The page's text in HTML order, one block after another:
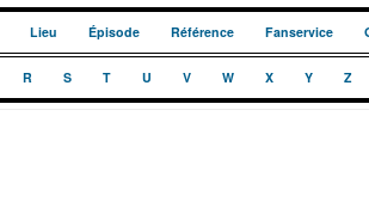
Lieu Épisode Référence Fanservice
R S T U V W X Y Z